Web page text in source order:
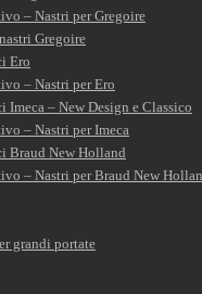
– Nastri per Gregoire
Gregoire
Ero
– Nastri per Ero
Imeca – New Design e Classico
– Nastri per Imeca
Braud New Holland
– Nastri per Braud New
grandi portate